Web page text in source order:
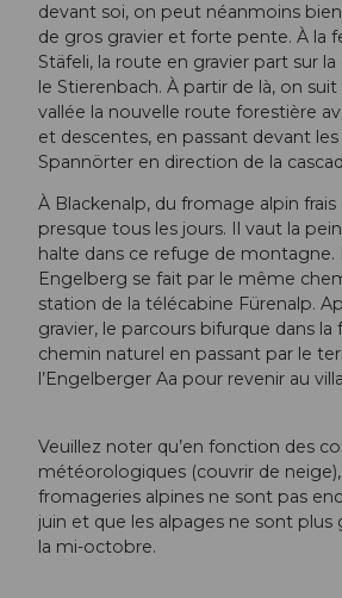
devant soi, on peut néanmoins
de gros gravier et forte pente. À la
Stäfeli, la route en gravier part sur
le Stierenbach. À partir de là, on
vallée la nouvelle route forestière
et descentes, en passant devant
Spannörter en direction de la
À Blackenalp, du fromage alpin
presque tous les jours. Il vaut la
halte dans ce refuge de montagne.
Engelberg se fait par le même
station de la télécabine Fürenalp.
gravier, le parcours bifurque dans
chemin naturel en passant par le
l’Engelberger Aa pour revenir au
Veuillez noter qu’en fonction des
météorologiques (couvrir de
fromageries alpines ne sont pas
juin et que les alpages ne sont plus
la mi-octobre.